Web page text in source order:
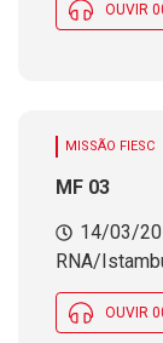
OUVIR
MISSÃO FIESC
MF 03
14/03/
RNA/Istambul
OUVIR